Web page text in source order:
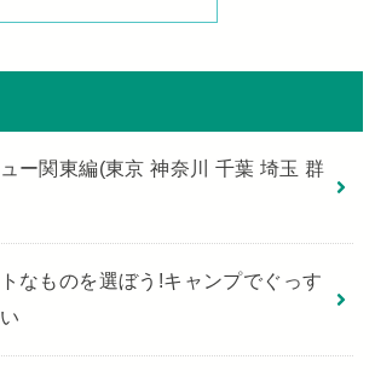
ー関東編(東京 神奈川 千葉 埼玉 群
なものを選ぼう!キャンプでぐっす